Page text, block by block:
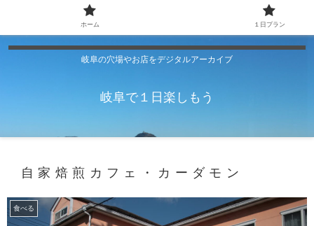
岐阜の穴場やお店をデジタルアーカイブ
岐阜で１日楽しもう
自家焙煎カフェ・カーダモン
食べる
ホーム １日プラン